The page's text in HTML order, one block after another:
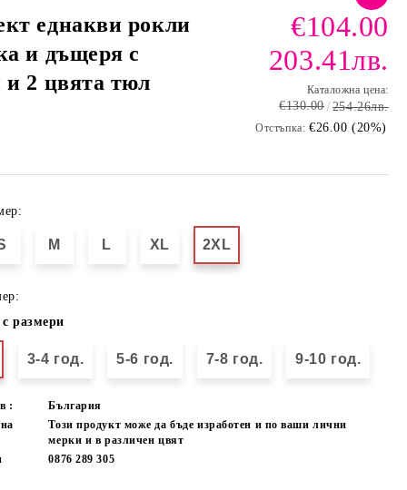
еднакви рокли
и дъщеря с
и 2 цвята тюл
€104.00
203.41лв.
Каталожна цена:
€130.00 254.26лв.
Отстъпка: €26.00 (20%)
M L XL 2XL
размери
3-4 год. 5-6 год. 7-8 год. 9-10 год.
:
България
Този продукт може да бъде изработен и по ваши лични
мерки и в различен цвят
0876 289 305